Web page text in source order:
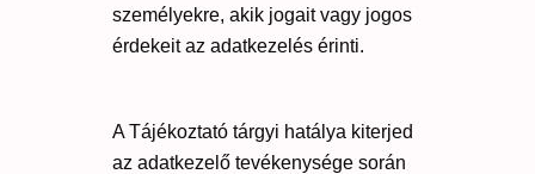
személyekre, akik jogait vagy jogos
érdekeit az adatkezelés érinti.
A Tájékoztató tárgyi hatálya kiterjed
az adatkezelő tevékenysége során